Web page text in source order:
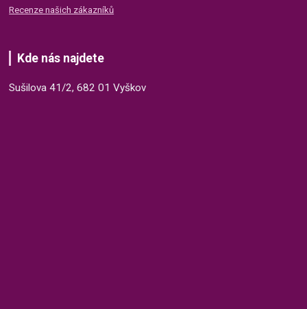
Recenze našich zákazníků
Kde nás najdete
Sušilova 41/2, 682 01 Vyškov